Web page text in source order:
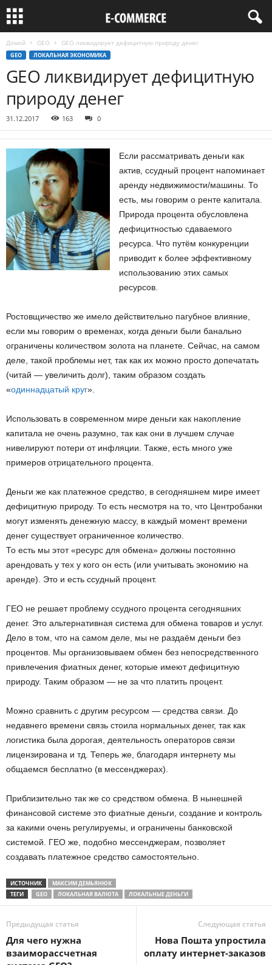
Домой GEO GEO ликвидирует дефицитную природу денег
GEO ЛОКАЛЬНАЯ ЭКОНОМИКА
GEO ликвидирует дефицитную
природу денег
31.12.2017 163 0
Если рассматривать деньги как
актив, ссудный процент напоминает
аренду недвижимости/машины. То
есть, мы говорим о ренте капитала.
Природа процента обусловлена
дефицитностью сдаваемого
ресурса. Что путём конкуренции
приводит к более эффективному
использованию этих самых
ресурсов.
Ростовщичество же имело действительно пагубное влияние,
если мы говорим о временах, когда деньги были банально
ограничены количеством золота на планете. Сейчас, на самом
деле, такой проблемы нет, так как их можно просто допечатать
(читай — увеличить долг), таким образом создать
«одиннадцатый круг».
Использовать в современном мире деньги как накопление
капитала не очень разумно, так как они в лучшем случае
нивелируют потери от инфляции. Также, есть много уже
примеров отрицательного процента.
Деньги же как платежное средство, в сегодняшнем мире имеет
дефицитную природу. То есть несмотря на то, что Центробанки
могут изменять денежную массу, в каждый момент времени
денег существует ограниченное количество.
То есть мы этот «ресурс для обмена» должны постоянно
арендовать у тех у кого он есть (или учитывать экономию на
аренде). Это и есть ссудный процент.
ГЕО не решает проблему ссудного процента сегодняшних
денег. Это альтернативная система для обмена товаров и услуг.
Дело в том, что на самом деле, мы не раздаём деньги без
процентов. Мы организовываем обмен без непосредственного
привлечения фиатных денег, которые имеют дефицитную
природу. Таким образом — не за что платить процент.
Можно сравнить с другим ресурсом — средства связи. До
недавнего времени связь стоила нормальных денег, так как
логистика была дорогая, деятельность операторов связи
лицензирована и тд. Теперь же, благодаря интернету мы
общаемся бесплатно (в мессенджерах).
Приблизительно так же со средством обмена. В нынешней
финансовой системе это фиатные деньги, создание и контроль
за какими очень регулируемы, и ограничены банковской
системой. ГЕО же, подобно мессенджерам, позволяет
создавать платежное средство самостоятельно.
ИСТОЧНИК
МАКСИМ ДЕМЬЯНЮК
ТЕГИ
GEO ЛОКАЛЬНАЯ ВАЛЮТА ЛОКАЛЬНЫЕ ДЕНЬГИ
Предыдущая статья
Для чего нужна
взаиморассчетная
Следующая статья
Нова Пошта упростила
оплату интернет-заказов